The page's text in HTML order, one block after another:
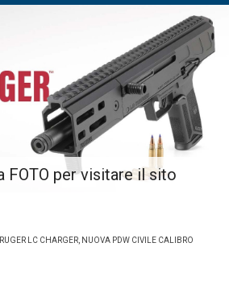
RUGER LC CHARGER, NUOVA PDW CIVILE CALIBRO